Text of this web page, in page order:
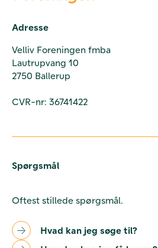
Adresse
Velliv Foreningen fmba
Lautrupvang 10
2750 Ballerup
CVR-nr: 36741422
Spørgsmål
Oftest stillede spørgsmål.
Hvad kan jeg søge til?